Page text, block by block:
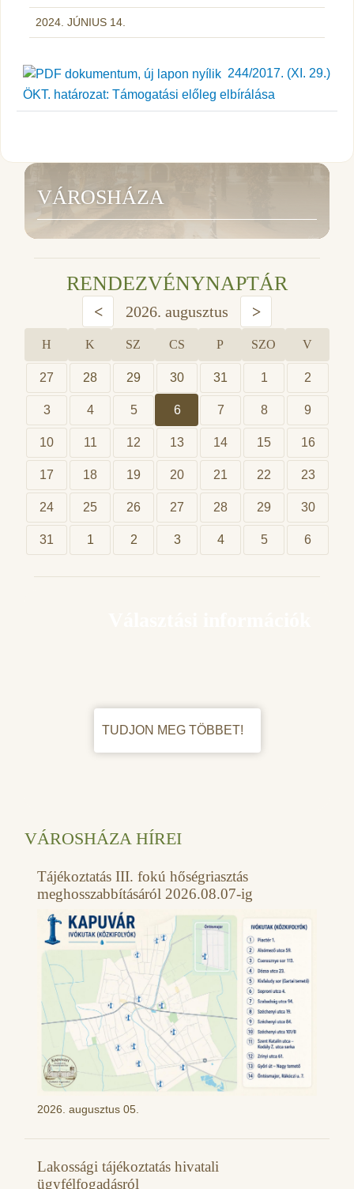
2024. JÚNIUS 14.
244/2017. (XI. 29.)
ÖKT. határozat: Támogatási előleg elbírálása
VÁROSHÁZA
RENDEZVÉNYNAPTÁR
< 2026. augusztus >
H K SZ CS P SZO V
27 28 29 30 31 1 2
3 4 5 6 7 8 9
10 11 12 13 14 15 16
17 18 19 20 21 22 23
24 25 26 27 28 29 30
31 1 2 3 4 5 6
TUDJON MEG TÖBBET!
VÁROSHÁZA HÍREI
Tájékoztatás III. fokú hőségriasztás
meghosszabbításáról 2026.08.07-ig
2026. augusztus 05.
Lakossági tájékoztatás hivatali
ügyfélfogadásról